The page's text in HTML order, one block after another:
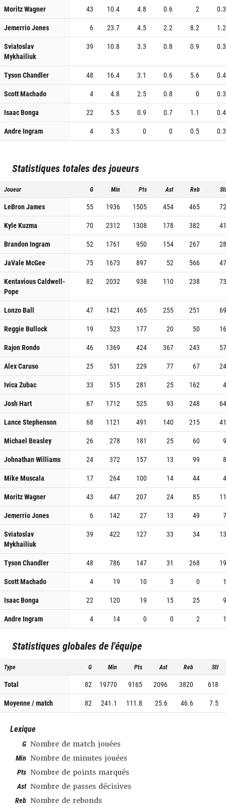
Moritz Wagner
43 10.4 4.8 0.6 2
0.3
Jemerrio Jones
6 23.7 4.5 2.2 8.2
1.2
Sviatoslav
Mykhailiuk
39 10.8 3.3 0.8 0.9 0.3
Tyson Chandler 48 16.4 3.1 0.6 5.6
0.4
Scott Machado
4 4.8 2.5 0.8 0
0.3
Isaac Bonga
22 5.5 0.9 0.7 1.1
0.4
Andre Ingram
4 3.5 0 0 0.5 0.3
Statistiques totales des joueurs
Joueur G Min Pts Ast Reb
LeBron James 55 1936 1505 454 465
Kyle Kuzma
70 2312 1308 178 382
Brandon Ingram
52 1761 950 154 267
JaVale McGee
75 1673 897 52 566
Kentavious Caldwell-
Pope
82 2032 938 110 238
Lonzo Ball 47 1421 465 255 251
Reggie Bullock
19 523 177 20 50
Rajon Rondo
46 1369 424 367 243
Alex Caruso
25 531 229 77 67
Ivica Zubac
33 515 281 25 162
Josh Hart
67 1712 525 93 248
Lance Stephenson
68 1121 491 140 215
Michael Beasley
26 278 181 25 60
Johnathan Williams
24 372 157 13 99
Mike Muscala
17 264 100 14 44
Moritz Wagner
43 447 207 24 85
Jemerrio Jones
6 142 27 13 49
Sviatoslav
Mykhailiuk
39 422 127 33 34
Tyson Chandler 48 786 147 31 268
Scott Machado
4 19 10 3 0
Isaac Bonga
22 120 19 15 25
Andre Ingram
4 14 0 0 2
Statistiques globales de l'équipe
Type G Min Pts Ast Reb Stl
Total 82 19770 9165 2096 3820
618
Moyenne / match
82 241.1 111.8 25.6 46.6 7.5
Lexique
G Nombre de match jouées
Min Nombre de minutes jouées
Pts Nombre de points marqués
Ast Nombre de passes décisives
Reb Nombre de rebonds